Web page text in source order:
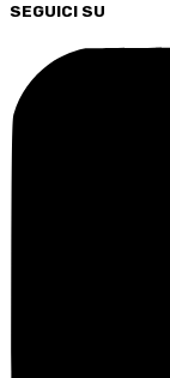
SEGUICI SU